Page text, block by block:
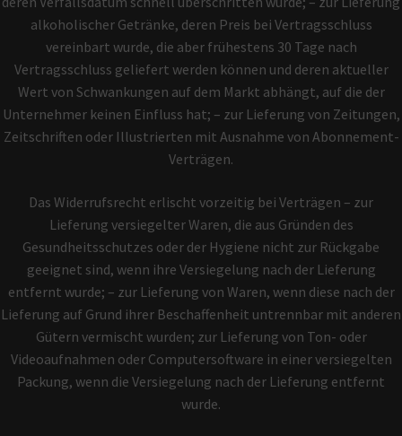
alkoholischer Getränke, deren Preis bei Vertragsschluss
vereinbart wurde, die aber frühestens 30 Tage nach
Vertragsschluss geliefert werden können und deren aktueller
Wert von Schwankungen auf dem Markt abhängt, auf die der
Unternehmer keinen Einfluss hat; – zur Lieferung von Zeitungen,
Zeitschriften oder Illustrierten mit Ausnahme von Abonnement-
Verträgen.
Das Widerrufsrecht erlischt vorzeitig bei Verträgen – zur
Lieferung versiegelter Waren, die aus Gründen des
Gesundheitsschutzes oder der Hygiene nicht zur Rückgabe
geeignet sind, wenn ihre Versiegelung nach der Lieferung
entfernt wurde; – zur Lieferung von Waren, wenn diese nach der
Lieferung auf Grund ihrer Beschaffenheit untrennbar mit anderen
Gütern vermischt wurden; zur Lieferung von Ton- oder
Videoaufnahmen oder Computersoftware in einer versiegelten
Packung, wenn die Versiegelung nach der Lieferung entfernt
wurde.